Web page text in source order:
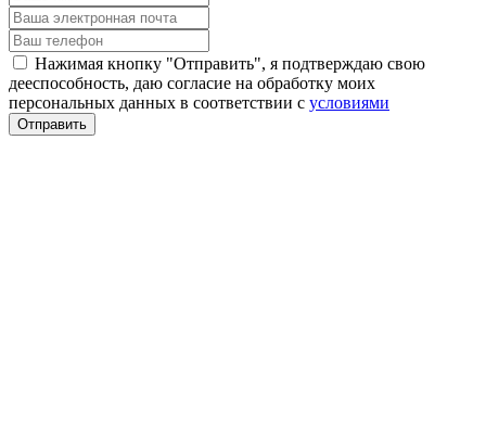
Нажимая кнопку "Отправить", я подтверждаю свою
дееспособность, даю согласие на обработку моих
персональных данных в соответствии с условиями